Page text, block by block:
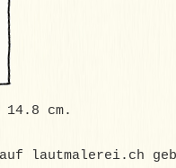
cm.
lautmalerei.ch